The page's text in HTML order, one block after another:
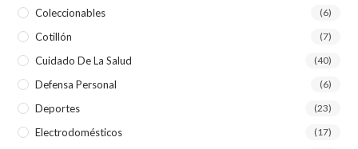
Coleccionables (6)
Cotillón (7)
Cuidado De La Salud (40)
Defensa Personal (6)
Deportes (23)
Electrodomésticos (17)